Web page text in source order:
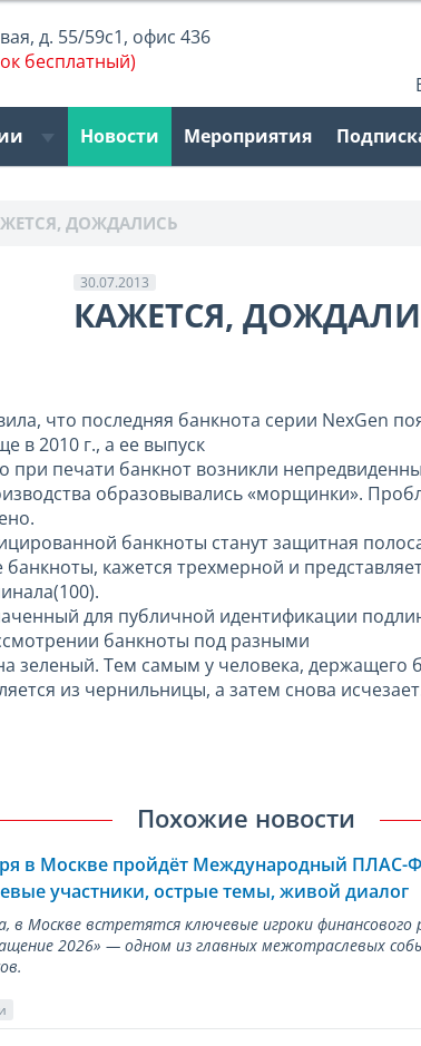
д. 55/59с1, офис 436
бесплатный)
Новости Мероприятия
ДОЖДАЛИСЬ
30.07.2013
КАЖЕТСЯ,
что последняя банкнота серии NexGen
в 2010 г., а ее выпуск
при печати банкнот возникли
образовывались «морщинки».
банкноты станут защитная
кажется трехмерной и
для публичной идентификации
банкноты под разными
зеленый. Тем самым у человека, держащего
из чернильницы, а затем снова
Похожие новости
в Москве пройдёт Международный
участники, острые темы, живой диалог
в Москве встретятся ключевые игроки
2026» — одном из главных межотраслевых